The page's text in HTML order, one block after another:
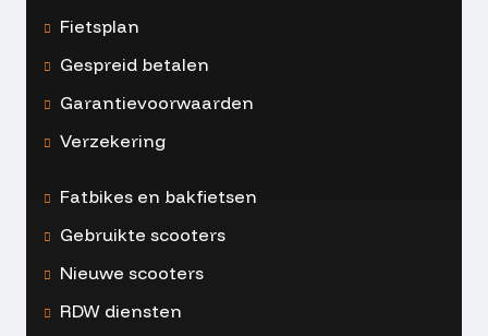
Fietsplan
Gespreid betalen
Garantievoorwaarden
Verzekering
Fatbikes en bakfietsen
Gebruikte scooters
Nieuwe scooters
RDW diensten